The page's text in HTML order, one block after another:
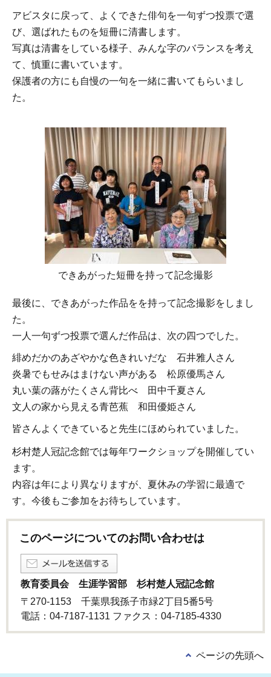
アビスタに戻って、よくできた俳句を一句ずつ投票で選
び、選ばれたものを短冊に清書します。
写真は清書をしている様子、みんな字のバランスを考え
て、慎重に書いています。
保護者の方にも自慢の一句を一緒に書いてもらいまし
た。
できあがった短冊を持って記念撮影
最後に、できあがった作品をを持って記念撮影をしまし
た。
一人一句ずつ投票で選んだ作品は、次の四つでした。
緋めだかのあざやかな色きれいだな 石井雅人さん
炎暑でもせみはまけない声がある 松原優馬さん
丸い葉の蕗がたくさん背比べ 田中千夏さん
文人の家から見える青芭蕉 和田優姫さん
皆さんよくできていると先生にほめられていました。
杉村楚人冠記念館では毎年ワークショップを開催してい
ます。
内容は年により異なりますが、夏休みの学習に最適で
す。今後もご参加をお待ちしています。
このページについてのお問い合わせは
教育委員会 生涯学習部 杉村楚人冠記念館
〒270-1153 千葉県我孫子市緑2丁目5番5号
電話：04-7187-1131 ファクス：04-7185-4330
ページの先頭へ